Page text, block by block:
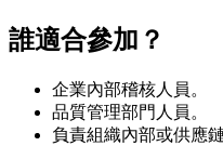
誰適合參加？
​​​​企業內部稽核人員。
品質管理部門人員。
負責組織內部或供應